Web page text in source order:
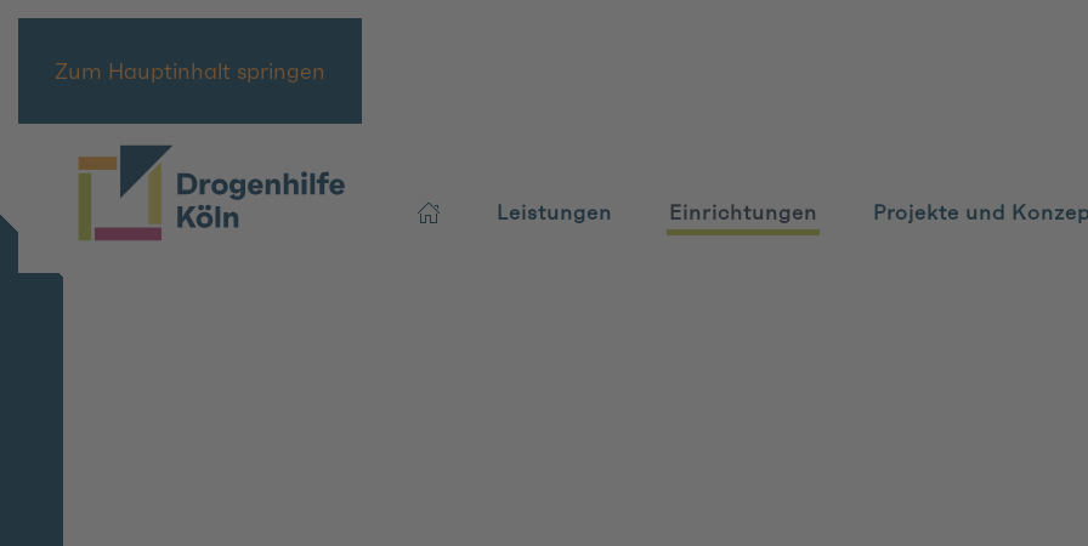
Zum Hauptinhalt springen
Leistungen Einrichtungen Projekte und